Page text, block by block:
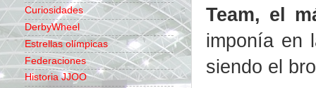
Team, el
imponía en
siendo el
Curiosidades
DerbyWheel
Estrellas olímpicas
Federaciones
Historia JJOO